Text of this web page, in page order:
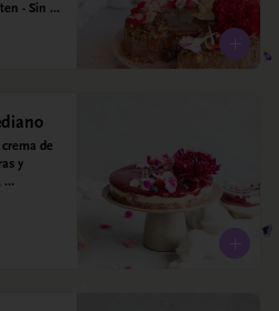
- Sin
de
y